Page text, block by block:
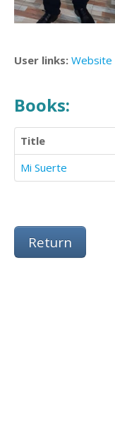
User links: Website
Books:
Title
Mi Suerte
Return